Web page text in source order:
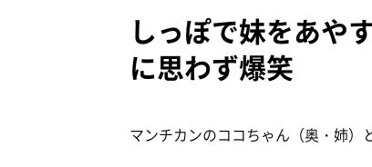
しっぽで妹をあや
に思わず爆笑
マンチカンのココちゃん（奥・姉